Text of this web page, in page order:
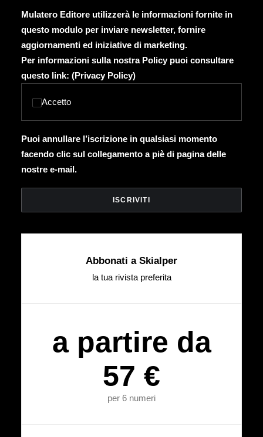
Mulatero Editore utilizzerà le informazioni fornite in
questo modulo per inviare newsletter, fornire
aggiornamenti ed iniziative di marketing.
Per informazioni sulla nostra Policy puoi consultare
questo link: (Privacy Policy)
Accetto
Puoi annullare l’iscrizione in qualsiasi momento
facendo clic sul collegamento a piè di pagina delle
nostre e-mail.
Abbonati a Skialper
la tua rivista preferita
a partire da
57 €
per 6 numeri